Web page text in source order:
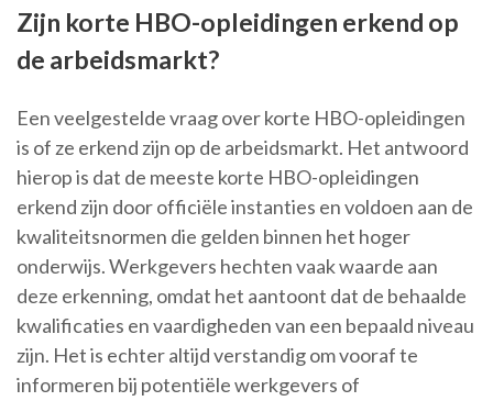
Zijn korte HBO-opleidingen erkend op
de arbeidsmarkt?
Een veelgestelde vraag over korte HBO-opleidingen
is of ze erkend zijn op de arbeidsmarkt. Het antwoord
hierop is dat de meeste korte HBO-opleidingen
erkend zijn door officiële instanties en voldoen aan de
kwaliteitsnormen die gelden binnen het hoger
onderwijs. Werkgevers hechten vaak waarde aan
deze erkenning, omdat het aantoont dat de behaalde
kwalificaties en vaardigheden van een bepaald niveau
zijn. Het is echter altijd verstandig om vooraf te
informeren bij potentiële werkgevers of